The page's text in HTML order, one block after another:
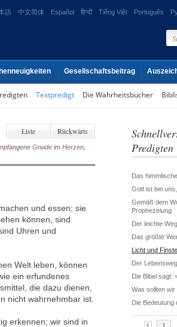
語 中文简体 Español हिन्दी Tiếng Việt Português
Gesellschaftsbeitrag
Textpredigt Die Wahrheitsbücher
Liste Rückwärts
Gnade im Herzen,
und essen; sie
können, sind
Uhren und
Welt leben, können
ein erfundenes
die dazu dienen,
nicht wahrnehmbar ist.
erkennen; wir sind in